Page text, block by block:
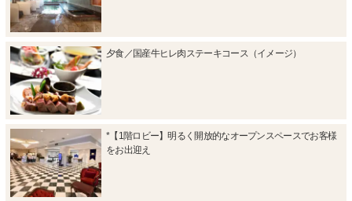
夕食／国産牛ヒレ肉ステーキコース（イメージ）
*【1階ロビー】明るく開放的なオープンスペースでお客様
をお出迎え